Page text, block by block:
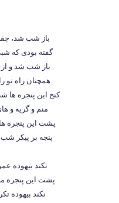
باز شب شد،
گفته بودی که
باز شب شد و از
همچنان راه تو
کنج این پنجره
منم و گریه و
پشت این پنجره
پنجه بر پیکر
نکند بیهوده
پشت این پنجره
نکند بیهوده